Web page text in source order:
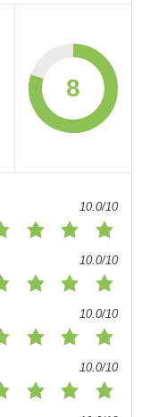
8
10.0/10
10.0/10
10.0/10
10.0/10